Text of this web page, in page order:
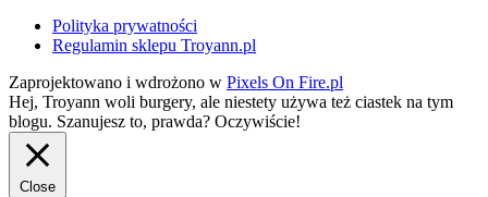
Polityka prywatności
Regulamin sklepu Troyann.pl
Zaprojektowano i wdrożono w Pixels On Fire.pl
Hej, Troyann woli burgery, ale niestety używa też ciastek na tym
blogu. Szanujesz to, prawda? Oczywiście!
Close